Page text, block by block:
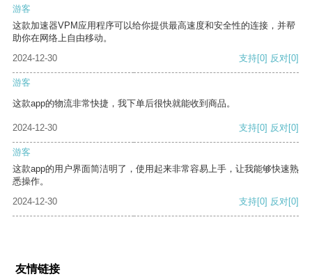
游客
这款加速器VPM应用程序可以给你提供最高速度和安全性的连接，并帮
助你在网络上自由移动。
2024-12-30
支持[0] 反对[0]
游客
这款app的物流非常快捷，我下单后很快就能收到商品。
2024-12-30 支持[0] 反对[0]
游客
这款app的用户界面简洁明了，使用起来非常容易上手，让我能够快速熟
悉操作。
2024-12-30
支持[0] 反对[0]
友情链接